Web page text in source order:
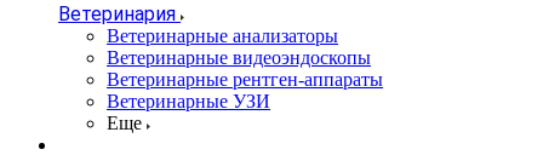
Ветеринария
Ветеринарные анализаторы
Ветеринарные видеоэндоскопы
Ветеринарные рентген-аппараты
Ветеринарные УЗИ
Еще